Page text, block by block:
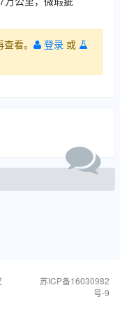
看。
登录 或
苏ICP备16030982
号-9